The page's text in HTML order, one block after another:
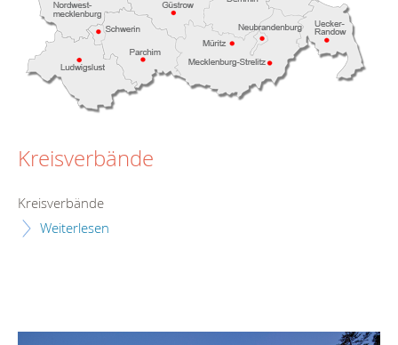
Kreisverbände
Kreisverbände
Weiterlesen